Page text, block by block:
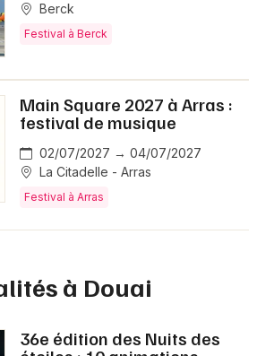
Berck
Festival à Berck
Main Square 2027 à Arras :
festival de musique
02/07/2027 → 04/07/2027
La Citadelle - Arras
Festival à Arras
à Douai
36e édition des Nuits des